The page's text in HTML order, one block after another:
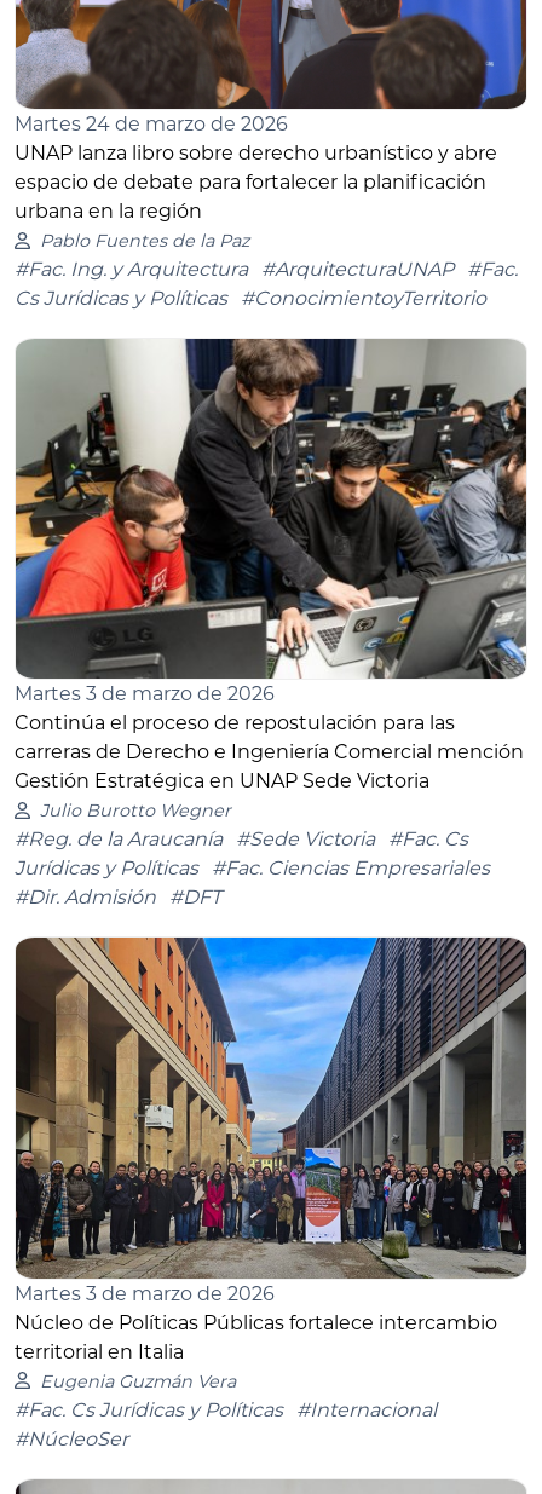
Martes 24 de marzo de 2026
UNAP lanza libro sobre derecho urbanístico y abre
espacio de debate para fortalecer la planificación
urbana en la región
Pablo Fuentes de la Paz
#Fac. Ing. y Arquitectura #ArquitecturaUNAP
#Fac.
Cs Jurídicas y Políticas
#ConocimientoyTerritorio
Martes 3 de marzo de 2026
Continúa el proceso de repostulación para las
carreras de Derecho e Ingeniería Comercial mención
Gestión Estratégica en UNAP Sede Victoria
Julio Burotto Wegner
#Reg. de la Araucanía #Sede Victoria
#Fac. Cs
Jurídicas y Políticas
#Fac. Ciencias Empresariales
#Dir. Admisión
#DFT
Martes 3 de marzo de 2026
Núcleo de Políticas Públicas fortalece intercambio
territorial en Italia
Eugenia Guzmán Vera
#Fac. Cs Jurídicas y Políticas
#Internacional
#NúcleoSer